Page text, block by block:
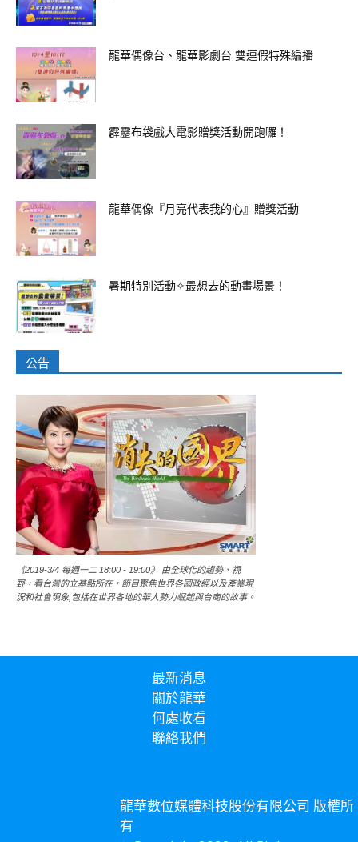
龍華偶像台、龍華影劇台 雙連假特殊編播
霹靂布袋戲大電影贈獎活動開跑囉！
龍華偶像『月亮代表我的心』贈獎活動
暑期特別活動✧最想去的動畫場景！
公告
《2019-3/4 每週一二 18:00 - 19:00》 由全球化的趨勢、視
野，看台灣的立基點所在，節目聚焦世界各國政經以及產業現
況和社會現象,包括在世界各地的華人勢力崛起與台商的故事。
最新消息
關於龍華
何處收看
聯絡我們
龍華數位媒體科技股份有限公司 版權所
有